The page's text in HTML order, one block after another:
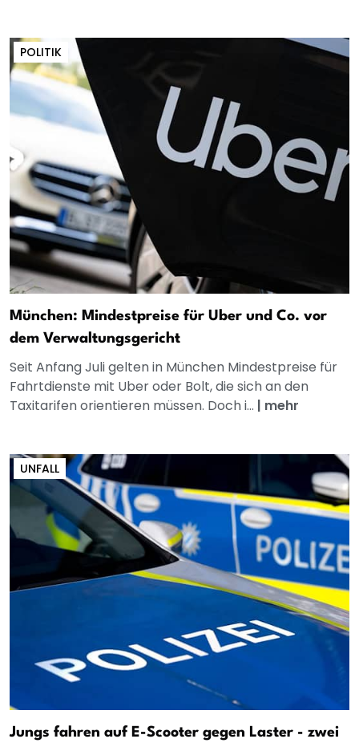
POLITIK
München: Mindestpreise für Uber und Co. vor
dem Verwaltungsgericht
Seit Anfang Juli gelten in München Mindestpreise für
Fahrtdienste mit Uber oder Bolt, die sich an den
Taxitarifen orientieren müssen. Doch i... | mehr
UNFALL
Jungs fahren auf E-Scooter gegen Laster - zwei